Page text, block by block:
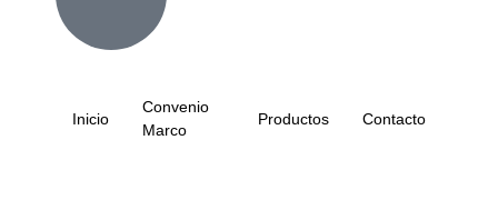
Inicio
Convenio
Marco
Productos Contacto